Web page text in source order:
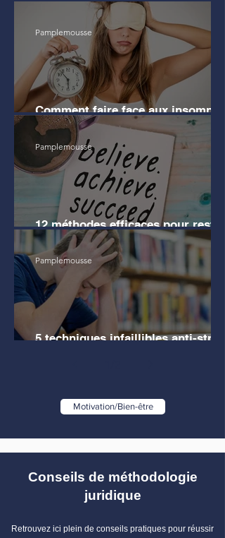
avant mes études de Droit
Comment faire face aux insomnies
?
Pamplemousse
12 méthodes efficaces pour rester
motivé pendant les révisions
Pamplemousse
5 techniques infaillibles anti-stress
Pamplemousse
Motivation/Bien-être
Conseils de méthodologie
juridique
Retrouvez ici plein de conseils pratiques pour réussir